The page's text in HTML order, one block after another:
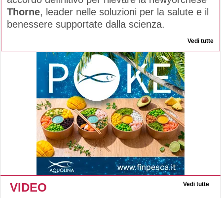
Thorne, leader nelle soluzioni per la salute e il
benessere supportate dalla scienza.
Vedi tutte
VIDEO Vedi tutte